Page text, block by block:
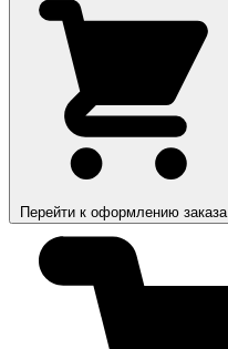
Перейти к оформлению заказа